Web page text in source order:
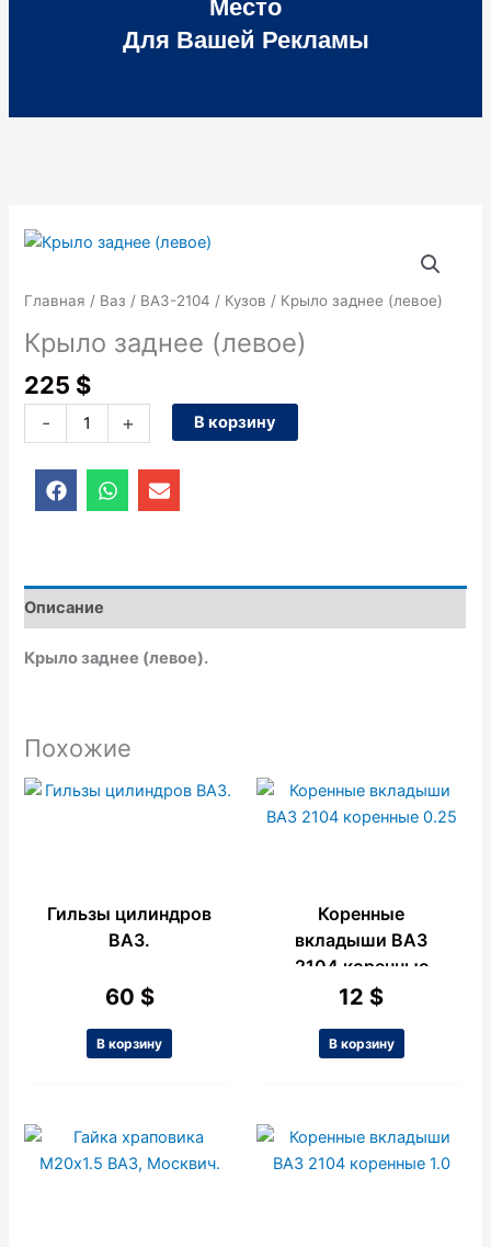
Место
Для Вашей Рекламы
Главная / Ваз / ВАЗ-2104 / Кузов / Крыло заднее (левое)
Крыло заднее (левое)
225 $
-
Количество
Крыло
(левое)
+ В корзину
F
a
o
o
k
W
h
a
p
E
n
o
e
Описание
Крыло заднее (левое).
Похожие
Гильзы цилиндров
ВАЗ.
60 $
В корзину
Коренные
вкладыши ВАЗ
2104 коренные
0.25
12 $
В корзину